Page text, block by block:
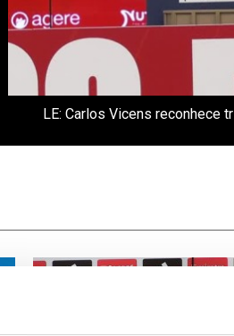
LE: Carlos Vicens reconhece